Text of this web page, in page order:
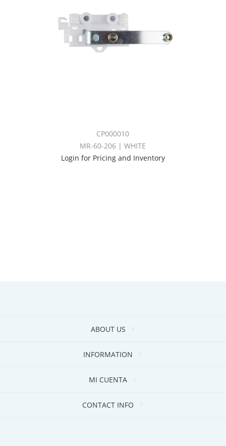
CP000010
MR-60-206 | WHITE
Login for Pricing and Inventory
ABOUT US
INFORMATION
MI CUENTA
CONTACT INFO